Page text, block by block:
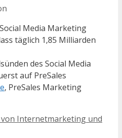
Media Marketing
täglich 1,85 Milliarden
des Social Media
auf PreSales
, PreSales Marketing
Internetmarketing und